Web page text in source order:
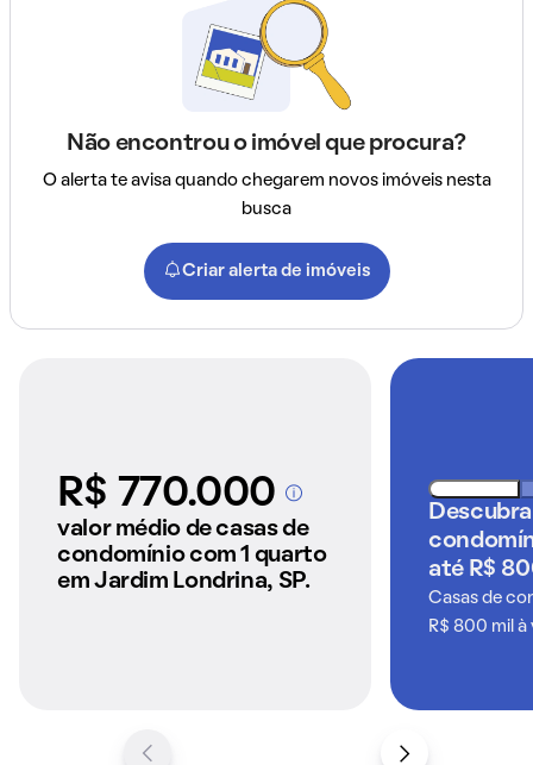
Não encontrou o imóvel que procura?
O alerta te avisa quando chegarem novos imóveis nesta
busca
Criar alerta de imóveis
R$ 770.000A partir dos imóveis
anunciados pelo
valor médio de casas de
condomínio com 1 quarto
em Jardim Londrina, SP.
até R$
Casas de
R$ 800 mil à